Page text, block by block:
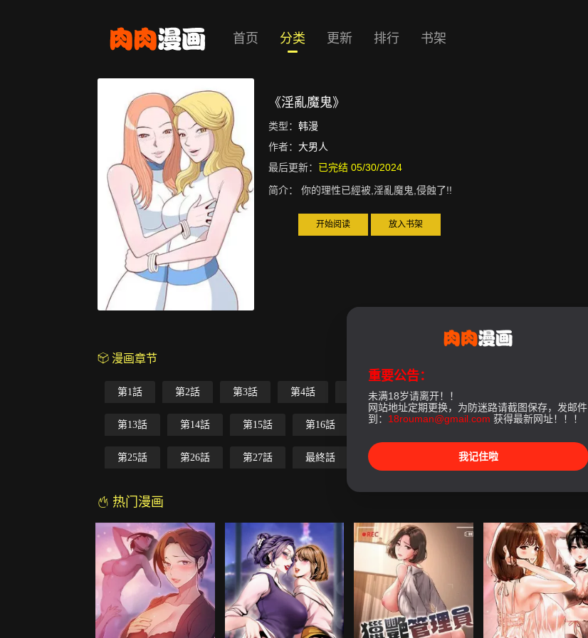
首页 分类 更新 排行 书架
《淫亂魔鬼》
类型： 韩漫
作者： 大男人
最后更新： 已完结 05/30/2024
简介：
你的理性已經被,淫亂魔鬼,侵蝕了!!
开始阅读 放入书架
漫画章节
第1話 第2話 第3話 第4話 第5話 第6話
第13話 第14話 第15話 第16話 第17話 第18話 第19話 第20話
第25話 第26話 第27話 最終話
热门漫画
重要公告：
未满18岁请离开！！
网站地址定期更换，为防迷路请截图保存，发邮件
到： 18rouman@gmail.com 获得最新网址！！！
我记住啦